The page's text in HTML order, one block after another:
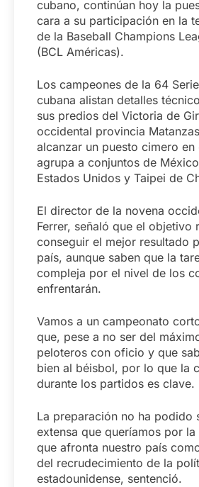
cubano, continúan hoy la
cara a su participación en la
de la Baseball Champions
(BCL Américas).
Los campeones de la 64
cubana alistan detalles
sus predios del Victoria de
occidental provincia
alcanzar un puesto cimero en
agrupa a conjuntos de
Estados Unidos y Taipei de
El director de la novena
Ferrer, señaló que el objetivo
conseguir el mejor resultado
país, aunque saben que la
compleja por el nivel de los
enfrentarán.
Vamos a un campeonato
que, pese a no ser del
peloteros con oficio y que
bien al béisbol, por lo que la
durante los partidos es clave.
La preparación no ha podido
extensa que queríamos por
que afronta nuestro país
del recrudecimiento de la
estadounidense, sentenció.